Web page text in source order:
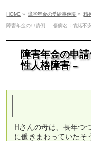
HOME » 障害年金の受給事例集 » 精
障害年金の申請例 - 傷病名：情緒不
障害年金の申
性人格障害 –
相談内容
Hさんの母は、長年つ
に働きまわっていたそ